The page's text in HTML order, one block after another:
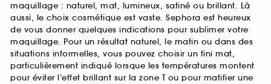
maquillage : naturel, mat, lumineux, satiné ou brillant. Là
aussi, le choix cosmétique est vaste. Sephora est heureux
de vous donner quelques indications pour sublimer votre
maquillage. Pour un résultat naturel, le matin ou dans des
situations informelles, vous pouvez choisir un fini mat,
particulièrement indiqué lorsque les températures montent
pour éviter l’effet brillant sur la zone T ou pour matifier une